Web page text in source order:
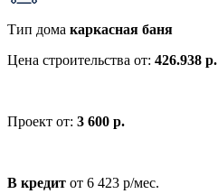
Тип дома каркасная баня
Цена строительства от: 426.938 р.
Проект от: 3 600 р.
В кредит от 6 423 р/мес.